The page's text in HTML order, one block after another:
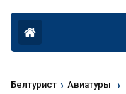
Белтурист › Авиатуры ›